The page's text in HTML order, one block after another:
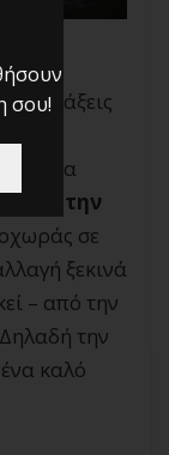
αλλάξεις
να
την
σε
ξεκινά
– από την
την
καλό
σου!